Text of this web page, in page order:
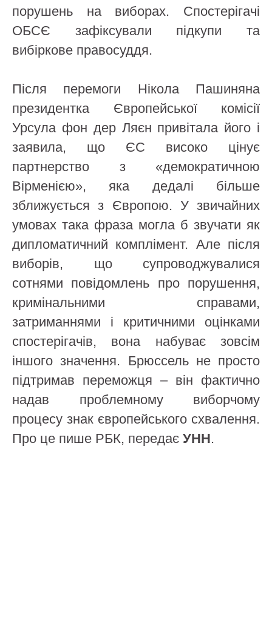
порушень на виборах. Спостерігачі
ОБСЄ зафіксували підкупи та
вибіркове правосуддя.
Після перемоги Нікола Пашиняна
президентка Європейської комісії
Урсула фон дер Ляєн привітала його і
заявила, що ЄС високо цінує
партнерство з «демократичною
Вірменією», яка дедалі більше
зближується з Європою. У звичайних
умовах така фраза могла б звучати як
дипломатичний комплімент. Але після
виборів, що супроводжувалися
сотнями повідомлень про порушення,
кримінальними справами,
затриманнями і критичними оцінками
спостерігачів, вона набуває зовсім
іншого значення. Брюссель не просто
підтримав переможця – він фактично
надав проблемному виборчому
процесу знак європейського схвалення.
Про це пише РБК, передає УНН.